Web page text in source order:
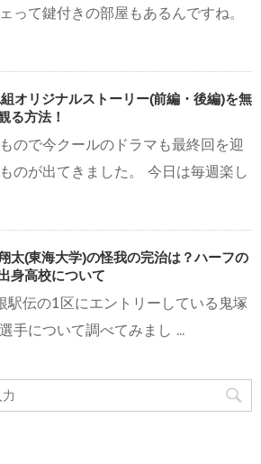
って鍵付きの部屋もあるんですね。
オリジナルストーリー(前編・後編)を無
る方法！
ので今クールのドラマも最終回を迎
のが出てきました。 今日は毎週楽し
太(東海大学)の怪我の完治は？ハーフの
身高校について
駅伝の1区にエントリーしている鬼塚
手について調べてみまし ...